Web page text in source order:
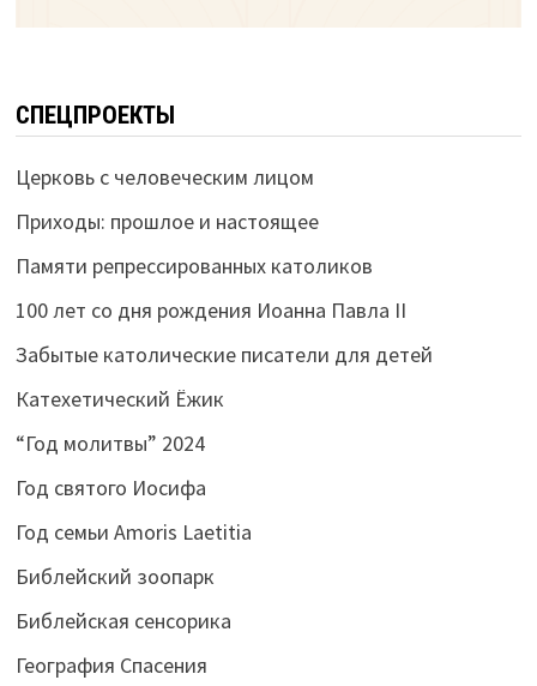
СПЕЦПРОЕКТЫ
Церковь с человеческим лицом
Приходы: прошлое и настоящее
Памяти репрессированных католиков
100 лет со дня рождения Иоанна Павла II
Забытые католические писатели для детей
Катехетический Ёжик
“Год молитвы” 2024
Год святого Иосифа
Год семьи Amoris Laetitia
Библейский зоопарк
Библейская сенсорика
География Спасения